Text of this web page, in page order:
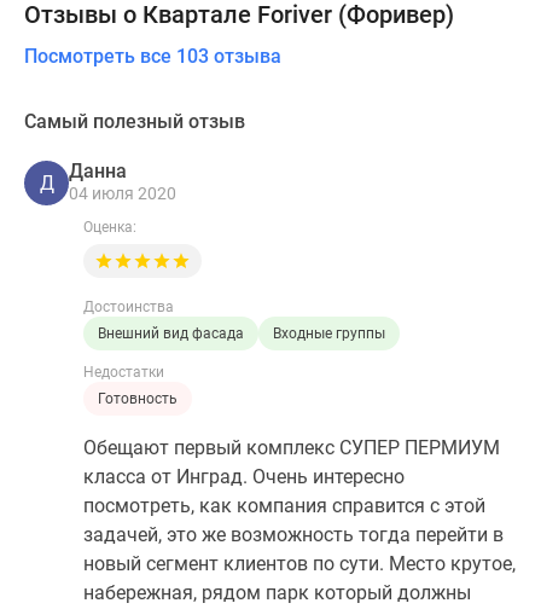
Отзывы о Квартале Foriver (Форивер)
Посмотреть все 103 отзыва
Самый полезный отзыв
Д
Данна
04 июля 2020
Оценка:
Достоинства
Внешний вид фасада
Входные группы
Недостатки
Готовность
Обещают первый комплекс СУПЕР ПЕРМИУМ
класса от Инград. Очень интересно
посмотреть, как компания справится с этой
задачей, это же возможность тогда перейти в
новый сегмент клиентов по сути. Место крутое,
набережная, рядом парк который должны